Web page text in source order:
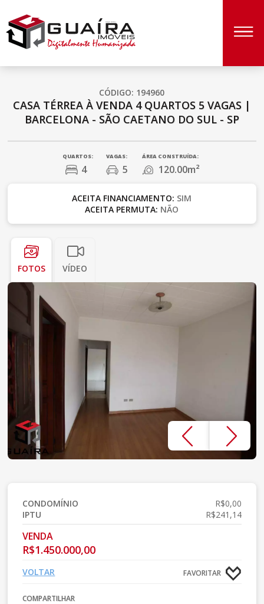
CÓDIGO: 194960
CASA TÉRREA À VENDA 4 QUARTOS 5 VAGAS |
BARCELONA - SÃO CAETANO DO SUL - SP
QUARTOS:
4
VAGAS:
5
ÁREA CONSTRUÍDA:
120.00m²
ACEITA FINANCIAMENTO: SIM
ACEITA PERMUTA: NÃO
FOTOS VÍDEO
CONDOMÍNIO
R$0,00
IPTU
R$241,14
VENDA
R$1.450.000,00
FAVORITAR
VOLTAR
COMPARTILHAR